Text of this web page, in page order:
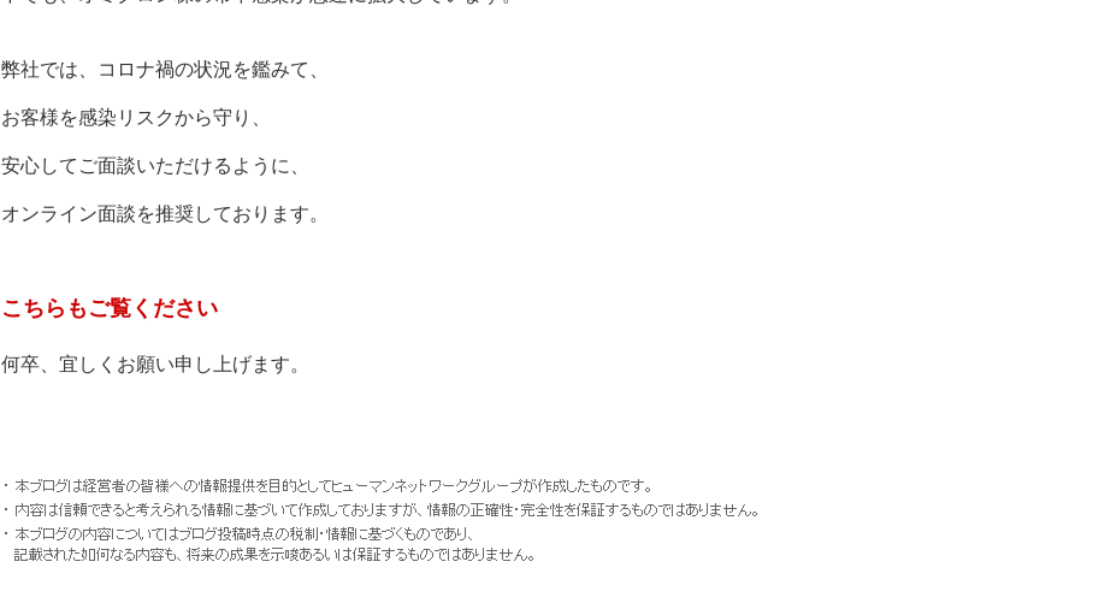
弊社では、コロナ禍の状況を鑑みて、
お客様を感染リスクから守り、
安心してご面談いただけるように、
オンライン面談を推奨しております。
こちらもご覧ください
何卒、宜しくお願い申し上げます。